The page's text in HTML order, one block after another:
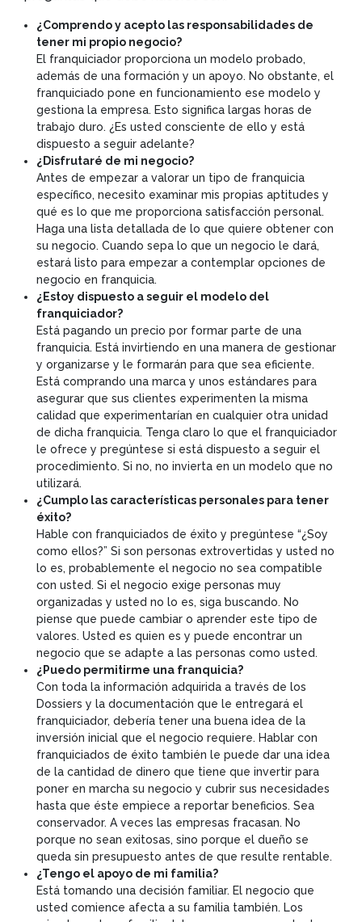
¿Comprendo y acepto las responsabilidades de
tener mi propio negocio?
El franquiciador proporciona un modelo probado,
además de una formación y un apoyo. No obstante, el
franquiciado pone en funcionamiento ese modelo y
gestiona la empresa. Esto significa largas horas de
trabajo duro. ¿Es usted consciente de ello y está
dispuesto a seguir adelante?
¿Disfrutaré de mi negocio?
Antes de empezar a valorar un tipo de franquicia
específico, necesito examinar mis propias aptitudes y
qué es lo que me proporciona satisfacción personal.
Haga una lista detallada de lo que quiere obtener con
su negocio. Cuando sepa lo que un negocio le dará,
estará listo para empezar a contemplar opciones de
negocio en franquicia.
¿Estoy dispuesto a seguir el modelo del
franquiciador?
Está pagando un precio por formar parte de una
franquicia. Está invirtiendo en una manera de gestionar
y organizarse y le formarán para que sea eficiente.
Está comprando una marca y unos estándares para
asegurar que sus clientes experimenten la misma
calidad que experimentarían en cualquier otra unidad
de dicha franquicia. Tenga claro lo que el franquiciador
le ofrece y pregúntese si está dispuesto a seguir el
procedimiento. Si no, no invierta en un modelo que no
utilizará.
¿Cumplo las características personales para tener
éxito?
Hable con franquiciados de éxito y pregúntese “¿Soy
como ellos?” Si son personas extrovertidas y usted no
lo es, probablemente el negocio no sea compatible
con usted. Si el negocio exige personas muy
organizadas y usted no lo es, siga buscando. No
piense que puede cambiar o aprender este tipo de
valores. Usted es quien es y puede encontrar un
negocio que se adapte a las personas como usted.
¿Puedo permitirme una franquicia?
Con toda la información adquirida a través de los
Dossiers y la documentación que le entregará el
franquiciador, debería tener una buena idea de la
inversión inicial que el negocio requiere. Hablar con
franquiciados de éxito también le puede dar una idea
de la cantidad de dinero que tiene que invertir para
poner en marcha su negocio y cubrir sus necesidades
hasta que éste empiece a reportar beneficios. Sea
conservador. A veces las empresas fracasan. No
porque no sean exitosas, sino porque el dueño se
queda sin presupuesto antes de que resulte rentable.
¿Tengo el apoyo de mi familia?
Está tomando una decisión familiar. El negocio que
usted comience afecta a su familia también. Los